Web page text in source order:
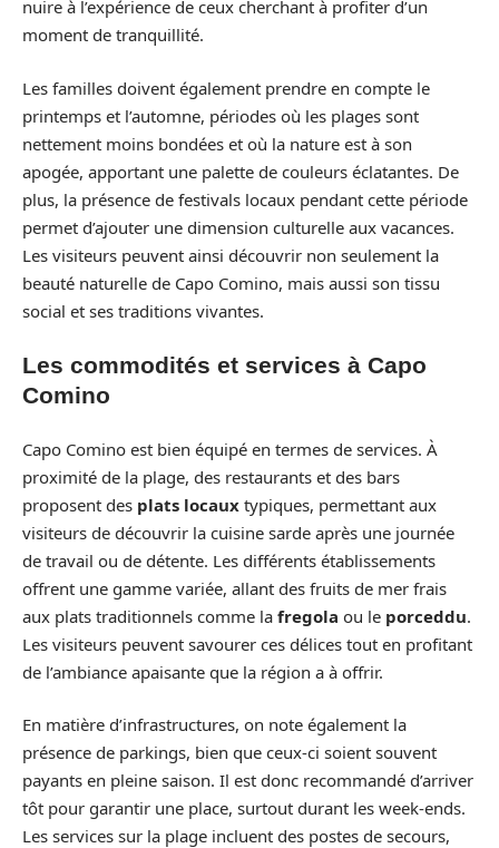
nuire à l’expérience de ceux cherchant à profiter d’un
moment de tranquillité.
Les familles doivent également prendre en compte le
printemps et l’automne, périodes où les plages sont
nettement moins bondées et où la nature est à son
apogée, apportant une palette de couleurs éclatantes. De
plus, la présence de festivals locaux pendant cette période
permet d’ajouter une dimension culturelle aux vacances.
Les visiteurs peuvent ainsi découvrir non seulement la
beauté naturelle de Capo Comino, mais aussi son tissu
social et ses traditions vivantes.
Les commodités et services à Capo
Comino
Capo Comino est bien équipé en termes de services. À
proximité de la plage, des restaurants et des bars
proposent des plats locaux typiques, permettant aux
visiteurs de découvrir la cuisine sarde après une journée
de travail ou de détente. Les différents établissements
offrent une gamme variée, allant des fruits de mer frais
aux plats traditionnels comme la fregola ou le porceddu.
Les visiteurs peuvent savourer ces délices tout en profitant
de l’ambiance apaisante que la région a à offrir.
En matière d’infrastructures, on note également la
présence de parkings, bien que ceux-ci soient souvent
payants en pleine saison. Il est donc recommandé d’arriver
tôt pour garantir une place, surtout durant les week-ends.
Les services sur la plage incluent des postes de secours,